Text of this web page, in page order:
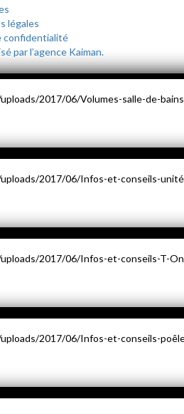
légales
confidentialité
par l’agence Kaiman.
2017/06/Volumes-salle-de-
2017/06/Infos-et-conseils-
2017/06/Infos-et-conseils-T-
2017/06/Infos-et-conseils-